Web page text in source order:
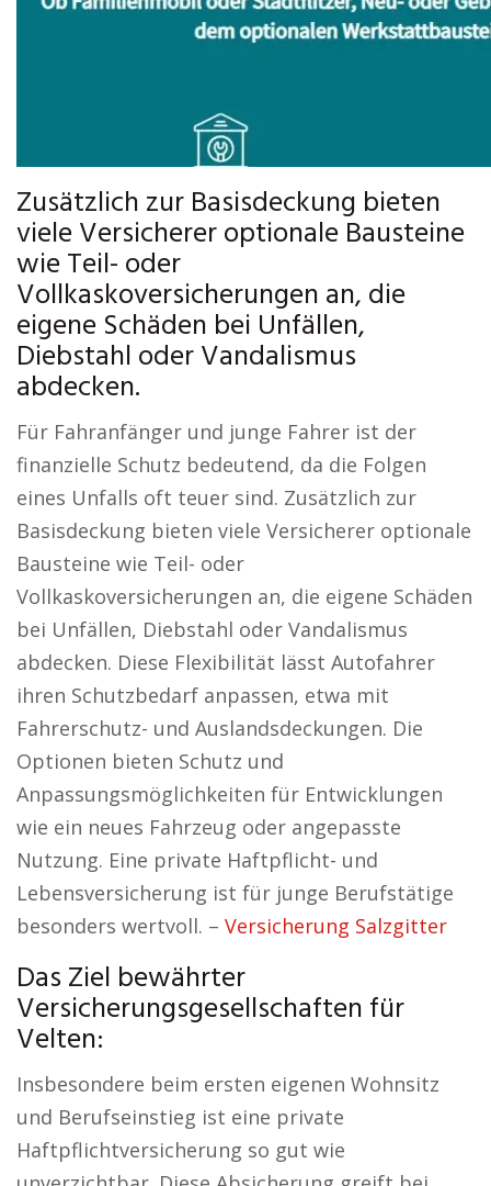
Zusätzlich zur Basisdeckung bieten
viele Versicherer optionale Bausteine
wie Teil- oder
Vollkaskoversicherungen an, die
eigene Schäden bei Unfällen,
Diebstahl oder Vandalismus
abdecken.
Für Fahranfänger und junge Fahrer ist der
finanzielle Schutz bedeutend, da die Folgen
eines Unfalls oft teuer sind. Zusätzlich zur
Basisdeckung bieten viele Versicherer optionale
Bausteine wie Teil- oder
Vollkaskoversicherungen an, die eigene Schäden
bei Unfällen, Diebstahl oder Vandalismus
abdecken. Diese Flexibilität lässt Autofahrer
ihren Schutzbedarf anpassen, etwa mit
Fahrerschutz- und Auslandsdeckungen. Die
Optionen bieten Schutz und
Anpassungsmöglichkeiten für Entwicklungen
wie ein neues Fahrzeug oder angepasste
Nutzung. Eine private Haftpflicht- und
Lebensversicherung ist für junge Berufstätige
besonders wertvoll. – Versicherung Salzgitter
Das Ziel bewährter
Versicherungsgesellschaften für
Velten:
Insbesondere beim ersten eigenen Wohnsitz
und Berufseinstieg ist eine private
Haftpflichtversicherung so gut wie